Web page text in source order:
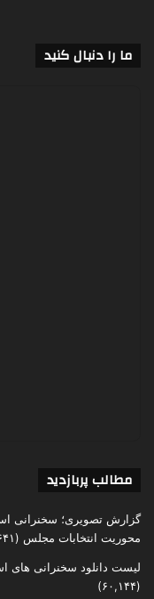
ما را دنبال کنید
مطالب پربازدید
گزارش تصویری؛ سخنرانی
محوریت انتخابات مجلس (۱۵۸,۶۴۱)
لیست دانلود سخنرانی های استاد
(۶۰,۱۴۴)